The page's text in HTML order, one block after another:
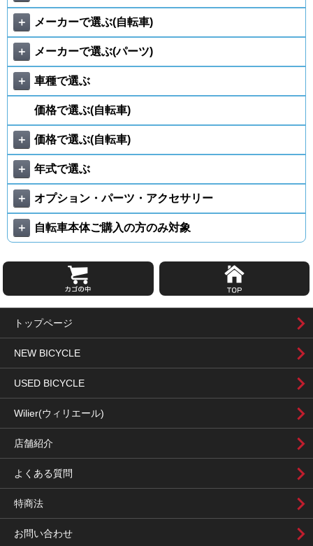
＋ メーカーで選ぶ(自転車)
＋ メーカーで選ぶ(パーツ)
＋ 車種で選ぶ
価格で選ぶ(自転車)
＋ 価格で選ぶ(自転車)
＋ 年式で選ぶ
＋ オプション・パーツ・アクセサリー
＋ 自転車本体ご購入の方のみ対象
トップページ
NEW BICYCLE
USED BICYCLE
Wilier(ウィリエール)
店舗紹介
よくある質問
特商法
お問い合わせ